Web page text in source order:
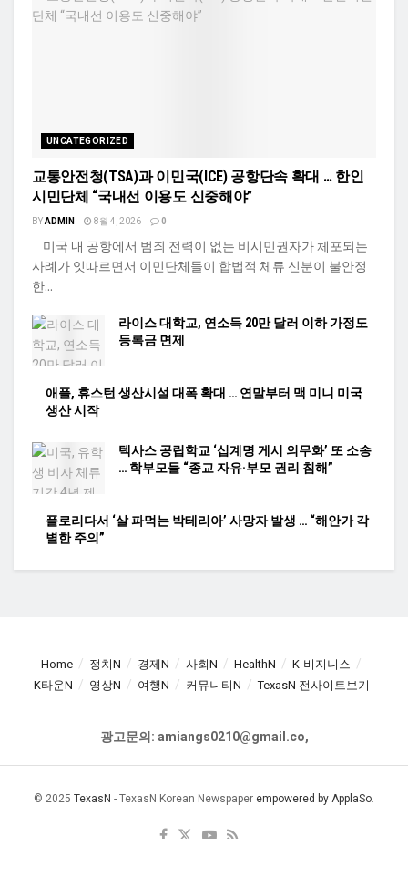
UNCATEGORIZED
교통안전청(TSA)과 이민국(ICE) 공항단속 확대 … 한인
시민단체 “국내선 이용도 신중해야”
BYADMIN 8월 4, 2026 0
미국 내 공항에서 범죄 전력이 없는 비시민권자가 체포되는
사례가 잇따르면서 이민단체들이 합법적 체류 신분이 불안정
한...
라이스 대학교, 연소득 20만 달러 이하 가정도
등록금 면제
애플, 휴스턴 생산시설 대폭 확대 … 연말부터 맥 미니 미국
생산 시작
텍사스 공립학교 ‘십계명 게시 의무화’ 또 소송
… 학부모들 “종교 자유·부모 권리 침해”
플로리다서 ‘살 파먹는 박테리아’ 사망자 발생 … “해안가 각
별한 주의”
Home 정치N 경제N 사회N HealthN
K-비지니스
K타운N
영상N 여행N 커뮤니티N TexasN 전사이트보기
광고문의: amiangs0210@gmail.co,
© 2025 TexasN - TexasN Korean Newspaper empowered by ApplaSo.